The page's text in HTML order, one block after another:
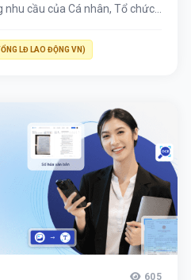
cầu của Cá nhân, Tổ chức,
Iknow Các chức năng trợ
LĐ LAO ĐỘNG VN)
605